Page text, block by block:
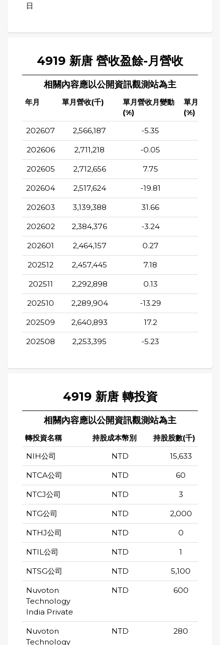
日
4919 新唐 營收盈餘-月營收
相關內容應以公開資訊觀測站為主
年月 單月營收(千)
單月營收月變動
(%)
單月營收
(%)
202607 2,566,187 -5.35
202606 2,711,218 -0.05
202605 2,712,656 7.75
202604 2,517,624 -19.81
202603 3,139,388 31.66
202602 2,384,376 -3.24
202601 2,464,157 0.27
202512 2,457,445 7.18
202511 2,292,898 0.13
202510 2,289,904 -13.29
202509 2,640,893 17.2
202508 2,253,395 -5.23
4919 新唐 轉投資
相關內容應以公開資訊觀測站為主
轉投資名稱 持股成本幣別 持股股數(千)
NIH公司 NTD 15,633
NTCA公司 NTD 60
NTCJ公司 NTD 3
NTG公司 NTD 2,000
NTHJ公司 NTD 0
NTIL公司 NTD 1
NTSG公司 NTD 5,100
Nuvoton
Technology
India Private
NTD 600
Nuvoton
Technology
NTD 280